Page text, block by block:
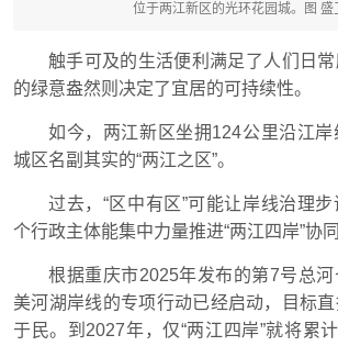
位于两江新区的光环花园城。图 盛
触手可及的生活便利满足了人们日
的绿意盎然则决定了宜居的可持续性。
如今，两江新区坐拥124公里沿江
城区名副其实的“两江之区”。
过去，“区中有区”可能让岸线治理
个行政主体能集中力量推进“两江四岸”协同
根据重庆市2025年发布的第7号总
美河湖岸线的专项行动已经启动，目标
于民。到2027年，仅“两江四岸”就将累